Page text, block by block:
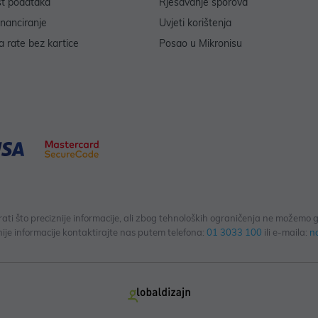
rate bez kartice
Uvjeti korištenja
Posao u Mikronisu
što preciznije informacije, ali zbog tehnoloških ograničenja ne
informacije kontaktirajte nas putem telefona: 01 3033 100 ili e-maila: